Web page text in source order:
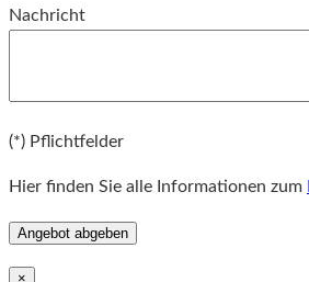
Nachricht
(*) Pflichtfelder
Hier finden Sie alle Informationen zum
×